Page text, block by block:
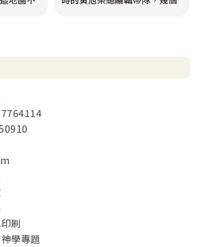
四分之一
使用八
地及其
埃及的
括城
。另外
，包括
文，以
有這麼
馬賽克
工藝的
待它在
繁」
多久的「天啟保羅」觀點。
刷
學專題